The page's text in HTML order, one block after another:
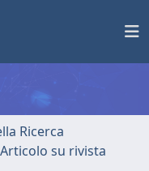
Ricerca
su rivista